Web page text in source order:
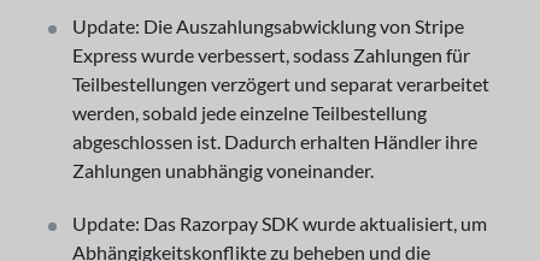
Update: Die Auszahlungsabwicklung von Stripe
Express wurde verbessert, sodass Zahlungen für
Teilbestellungen verzögert und separat verarbeitet
werden, sobald jede einzelne Teilbestellung
abgeschlossen ist. Dadurch erhalten Händler ihre
Zahlungen unabhängig voneinander.
Update: Das Razorpay SDK wurde aktualisiert, um
Abhängigkeitskonflikte zu beheben und die